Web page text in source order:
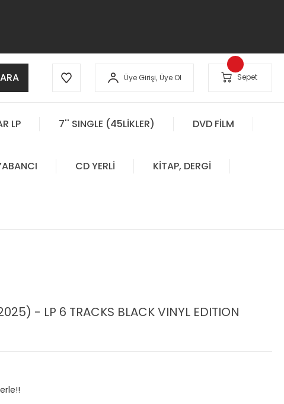
ARA Üye Girişi, Üye Ol Sepet
LP 7'' SINGLE (45LİKLER) DVD FİLM
CD YERLİ KİTAP, DERGİ
- LP 6 TRACKS BLACK VINYL EDITION